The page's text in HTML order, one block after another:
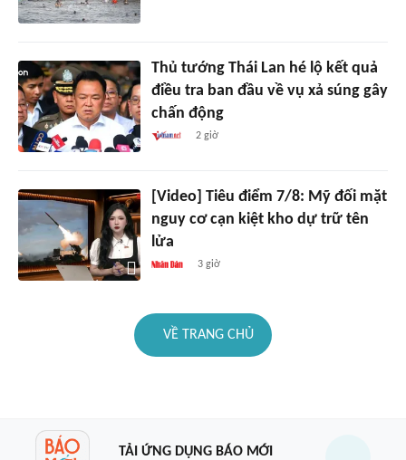
Thủ tướng Thái Lan hé lộ kết quả
điều tra ban đầu về vụ xả súng gây
chấn động
2 giờ
[Video] Tiêu điểm 7/8: Mỹ đối mặt
nguy cơ cạn kiệt kho dự trữ tên
lửa
3 giờ
VỀ TRANG CHỦ
TẢI ỨNG DỤNG BÁO MỚI